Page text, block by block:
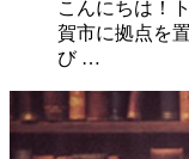
こんにちは！
賀市に拠点を
び …